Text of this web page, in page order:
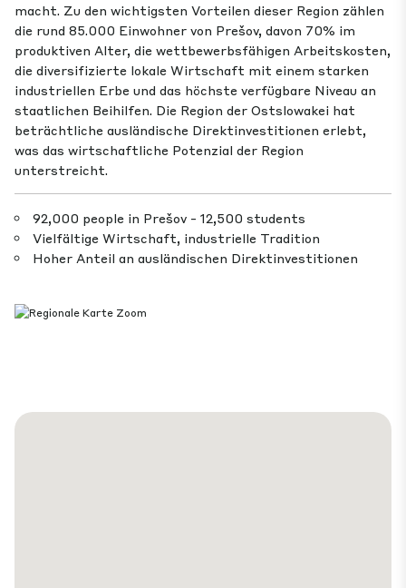
macht. Zu den wichtigsten Vorteilen dieser Region zählen
die rund 85.000 Einwohner von Prešov, davon 70% im
produktiven Alter, die wettbewerbsfähigen Arbeitskosten,
die diversifizierte lokale Wirtschaft mit einem starken
industriellen Erbe und das höchste verfügbare Niveau an
staatlichen Beihilfen. Die Region der Ostslowakei hat
beträchtliche ausländische Direktinvestitionen erlebt,
was das wirtschaftliche Potenzial der Region
unterstreicht.
92,000 people in Prešov - 12,500 students
Vielfältige Wirtschaft, industrielle Tradition
Hoher Anteil an ausländischen Direktinvestitionen